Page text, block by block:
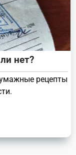
нет?
рецепты